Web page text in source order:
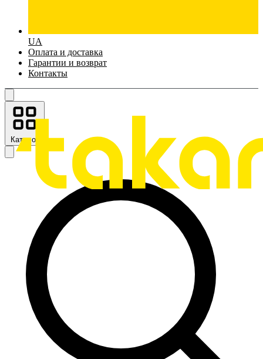
UA
Оплата и доставка
Гарантии и возврат
Контакты
Каталог